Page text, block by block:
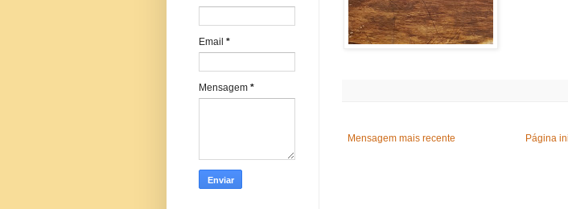
Mensagem mais recente Página
Email *
Mensagem *